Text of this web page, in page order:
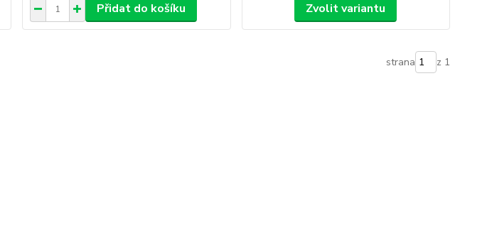
Přidat do košíku Zvolit variantu
strana z 1